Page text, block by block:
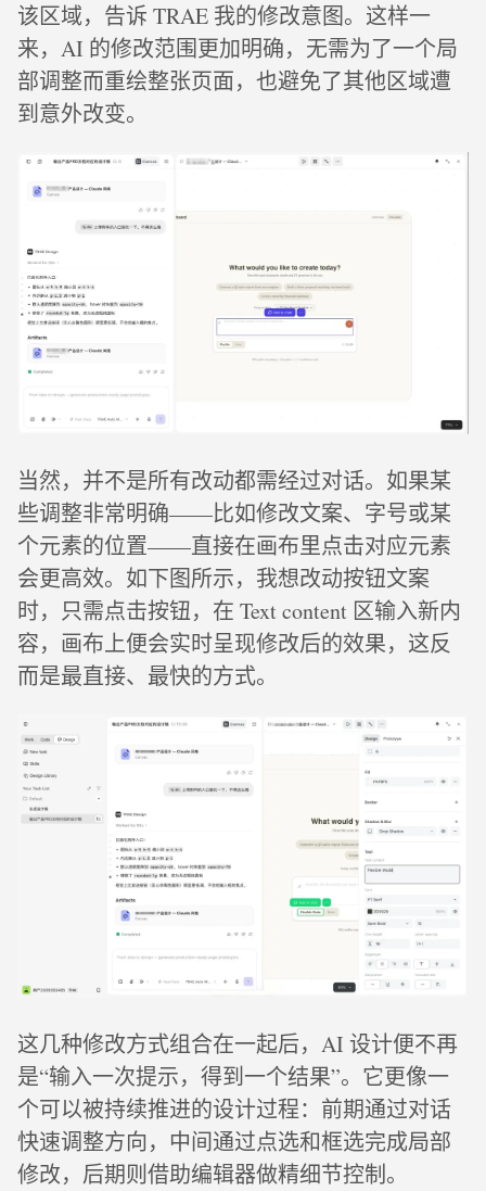
该区域，告诉 TRAE 我的修改意图。这样一
来，AI 的修改范围更加明确，无需为了一个局
部调整而重绘整张页面，也避免了其他区域遭
到意外改变。
当然，并不是所有改动都需经过对话。如果某
些调整非常明确——比如修改文案、字号或某
个元素的位置——直接在画布里点击对应元素
会更高效。如下图所示，我想改动按钮文案
时，只需点击按钮，在 Text content 区输入新内
容，画布上便会实时呈现修改后的效果，这反
而是最直接、最快的方式。
这几种修改方式组合在一起后，AI 设计便不再
是“输入一次提示，得到一个结果”。它更像一
个可以被持续推进的设计过程：前期通过对话
快速调整方向，中间通过点选和框选完成局部
修改，后期则借助编辑器做精细节控制。